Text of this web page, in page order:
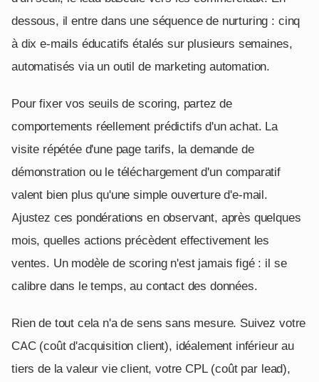
dessous, il entre dans une séquence de nurturing : cinq
à dix e-mails éducatifs étalés sur plusieurs semaines,
automatisés via un outil de marketing automation.
Pour fixer vos seuils de scoring, partez de
comportements réellement prédictifs d'un achat. La
visite répétée d'une page tarifs, la demande de
démonstration ou le téléchargement d'un comparatif
valent bien plus qu'une simple ouverture d'e-mail.
Ajustez ces pondérations en observant, après quelques
mois, quelles actions précèdent effectivement les
ventes. Un modèle de scoring n'est jamais figé : il se
calibre dans le temps, au contact des données.
Rien de tout cela n'a de sens sans mesure. Suivez votre
CAC (coût d'acquisition client), idéalement inférieur au
tiers de la valeur vie client, votre CPL (coût par lead),